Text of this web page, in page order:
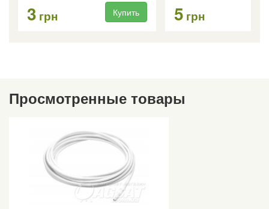
3 грн Купить 5 грн
Просмотренные товары